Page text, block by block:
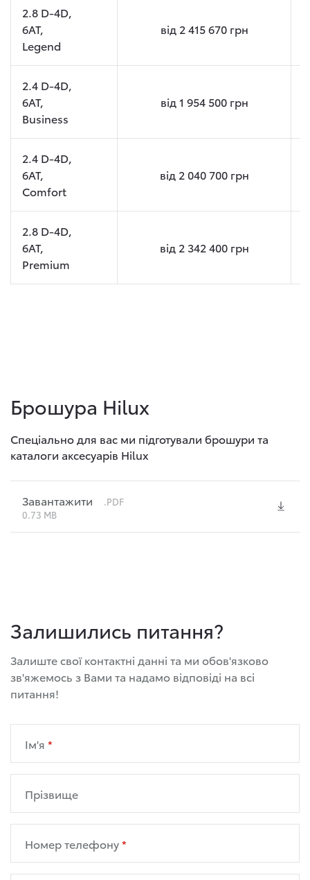
2.8 D-4D,
6AT,
Legend
від 2 415 670грн
2.4 D-4D,
6AT,
Business
від 1 954 500грн
2.4 D-4D,
6AT,
Comfort
від 2 040 700грн
2.8 D-4D,
6AT,
Premium
від 2 342 400грн
Брошура Hilux
Спеціально для вас ми підготували брошури та
каталоги аксесуарів Hilux
Завантажити
.PDF
0.73 MB
Залишились питання?
Залиште свої контактні данні та ми обов'язково
зв'яжемось з Вами та надамо відповіді на всі
питання!
Ім'я
Прізвище
Номер телефону